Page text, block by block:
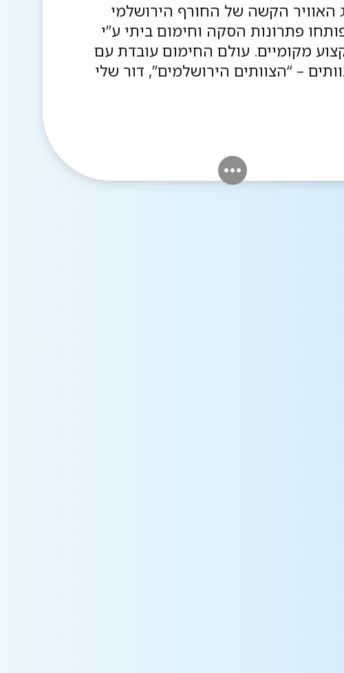
האוויר הקשה של החורף הירושלמי
פתרונות הסקה וחימום ביתי ע”י
מקומיים. עולם החימום עובדת עם
– “הצוותים הירושלמים”, דור שלי